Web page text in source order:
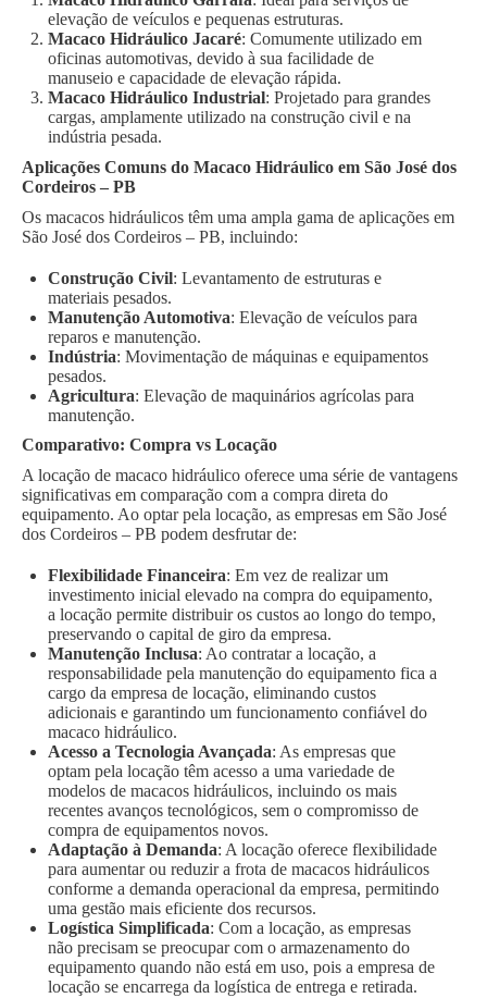
elevação de veículos e pequenas estruturas.
Macaco Hidráulico Jacaré: Comumente utilizado em
oficinas automotivas, devido à sua facilidade de
manuseio e capacidade de elevação rápida.
Macaco Hidráulico Industrial: Projetado para grandes
cargas, amplamente utilizado na construção civil e na
indústria pesada.
Aplicações Comuns do Macaco Hidráulico em São José dos
Cordeiros – PB
Os macacos hidráulicos têm uma ampla gama de aplicações em
São José dos Cordeiros – PB, incluindo:
Construção Civil: Levantamento de estruturas e
materiais pesados.
Manutenção Automotiva: Elevação de veículos para
reparos e manutenção.
Indústria: Movimentação de máquinas e equipamentos
pesados.
Agricultura: Elevação de maquinários agrícolas para
manutenção.
Comparativo: Compra vs Locação
A locação de macaco hidráulico oferece uma série de vantagens
significativas em comparação com a compra direta do
equipamento. Ao optar pela locação, as empresas em São José
dos Cordeiros – PB podem desfrutar de:
Flexibilidade Financeira: Em vez de realizar um
investimento inicial elevado na compra do equipamento,
a locação permite distribuir os custos ao longo do tempo,
preservando o capital de giro da empresa.
Manutenção Inclusa: Ao contratar a locação, a
responsabilidade pela manutenção do equipamento fica a
cargo da empresa de locação, eliminando custos
adicionais e garantindo um funcionamento confiável do
macaco hidráulico.
Acesso a Tecnologia Avançada: As empresas que
optam pela locação têm acesso a uma variedade de
modelos de macacos hidráulicos, incluindo os mais
recentes avanços tecnológicos, sem o compromisso de
compra de equipamentos novos.
Adaptação à Demanda: A locação oferece flexibilidade
para aumentar ou reduzir a frota de macacos hidráulicos
conforme a demanda operacional da empresa, permitindo
uma gestão mais eficiente dos recursos.
Logística Simplificada: Com a locação, as empresas
não precisam se preocupar com o armazenamento do
equipamento quando não está em uso, pois a empresa de
locação se encarrega da logística de entrega e retirada.